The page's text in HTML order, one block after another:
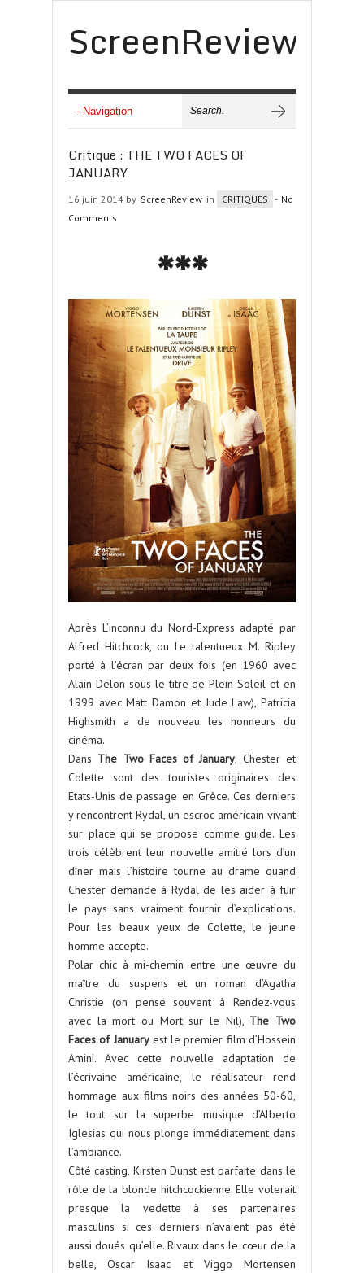
ScreenReview
Critique : THE TWO FACES OF
JANUARY
16 juin 2014 by ScreenReview in CRITIQUES - No
Comments
***
Après L’inconnu du Nord-Express adapté par
Alfred Hitchcock, ou Le talentueux M. Ripley
porté à l’écran par deux fois (en 1960 avec
Alain Delon sous le titre de Plein Soleil et en
1999 avec Matt Damon et Jude Law), Patricia
Highsmith a de nouveau les honneurs du
cinéma.
Dans The Two Faces of January, Chester et
Colette sont des touristes originaires des
Etats-Unis de passage en Grèce. Ces derniers
y rencontrent Rydal, un escroc américain vivant
sur place qui se propose comme guide. Les
trois célèbrent leur nouvelle amitié lors d’un
dîner mais l’histoire tourne au drame quand
Chester demande à Rydal de les aider à fuir
le pays sans vraiment fournir d’explications.
Pour les beaux yeux de Colette, le jeune
homme accepte.
Polar chic à mi-chemin entre une œuvre du
maître du suspens et un roman d’Agatha
Christie (on pense souvent à Rendez-vous
avec la mort ou Mort sur le Nil), The Two
Faces of Januaryest le premier film d’Hossein
Amini. Avec cette nouvelle adaptation de
l’écrivaine américaine, le réalisateur rend
hommage aux films noirs des années 50-60,
le tout sur la superbe musique d’Alberto
Iglesias qui nous plonge immédiatement dans
l’ambiance.
Côté casting, Kirsten Dunst est parfaite dans le
rôle de la blonde hitchcockienne. Elle volerait
presque la vedette à ses partenaires
masculins si ces derniers n’avaient pas été
aussi doués qu’elle. Rivaux dans le cœur de la
belle, Oscar Isaac et Viggo Mortensen